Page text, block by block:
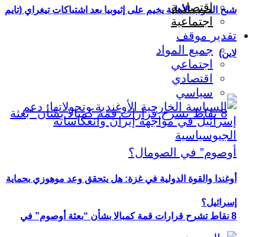
شبح الحرب الأهلية يخيم على إثيوبيا بعد اشتباكات تيغراي (تايم
لاين)
8 نقاط تشرح قرارات قمة كمبالا بشأن “بعثة أوصوم” في
اقتصادية
اجتماعية
تقدير موقف
جميع المواد
اجتماعي
اقتصادي
سياسي
أوغندا والقوة الدولية في غزة: هل يتحقق وعد موهوزي بحماية
إسرائيل؟